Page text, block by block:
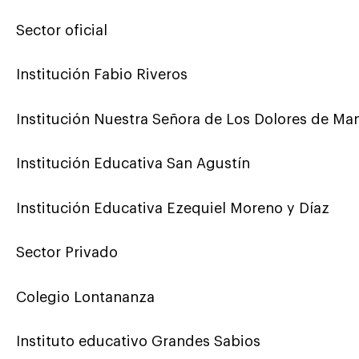
Sector oficial
Institución Fabio Riveros
Institución Nuestra Señora de Los Dolores de
Institución Educativa San Agustín
Institución Educativa Ezequiel Moreno y Díaz
Sector Privado
Colegio Lontananza
Instituto educativo Grandes Sabios